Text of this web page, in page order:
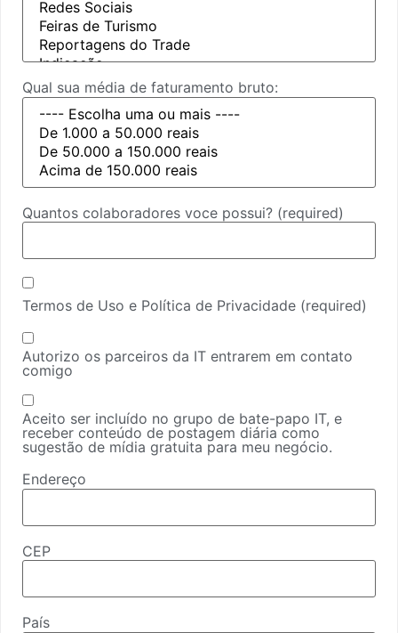
Qual sua média de faturamento bruto:
Quantos colaboradores voce possui? (required)
Termos de Uso e Política de Privacidade (required)
Autorizo os parceiros da IT entrarem em contato
comigo
Aceito ser incluído no grupo de bate-papo IT, e
receber conteúdo de postagem diária como
sugestão de mídia gratuita para meu negócio.
Endereço
CEP
País